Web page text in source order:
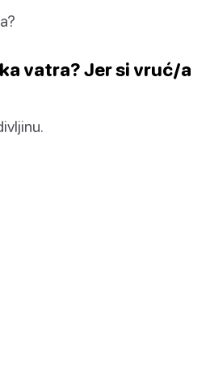
vatra? Jer si vruć/a